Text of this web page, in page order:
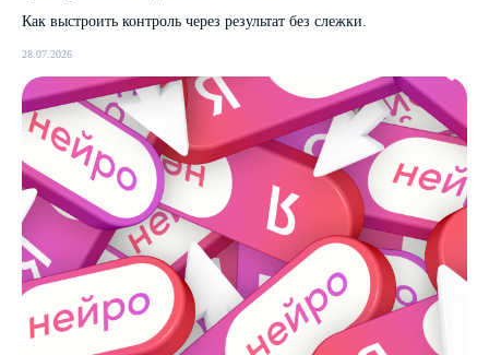
Как выстроить контроль через результат без слежки.
28.07.2026